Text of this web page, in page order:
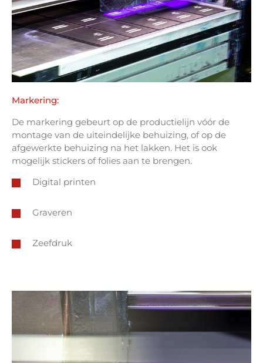
Markering:
De markering gebeurt op de productielijn vóór de
montage van de uiteindelijke behuizing, of op de
afgewerkte behuizing na het lakken. Het is ook
mogelijk stickers of folies aan te brengen.
Digital printen
Graveren
Zeefdruk